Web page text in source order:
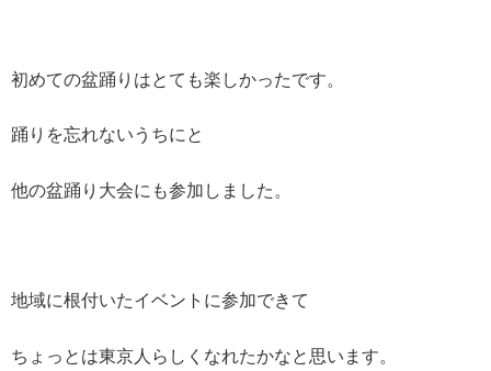
初めての盆踊りはとても楽しかったです。
踊りを忘れないうちにと
他の盆踊り大会にも参加しました。
地域に根付いたイベントに参加できて
ちょっとは東京人らしくなれたかなと思います。